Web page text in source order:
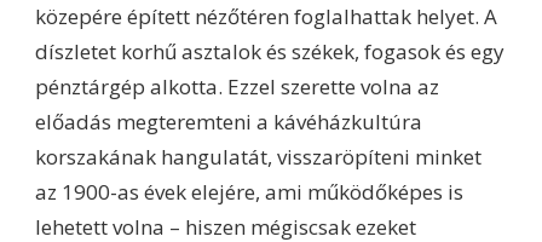
közepére épített nézőtéren foglalhattak helyet. A
díszletet korhű asztalok és székek, fogasok és egy
pénztárgép alkotta. Ezzel szerette volna az
előadás megteremteni a kávéházkultúra
korszakának hangulatát, visszaröpíteni minket
az 1900-as évek elejére, ami működőképes is
lehetett volna – hiszen mégiscsak ezeket